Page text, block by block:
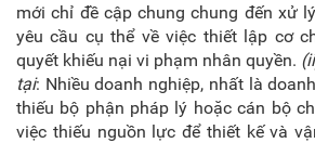
mới chỉ đề cập chung chung đến xử
yêu cầu cụ thể về việc thiết lập cơ
quyết khiếu nại vi phạm nhân quyền.
tại: Nhiều doanh nghiệp, nhất là
thiếu bộ phận pháp lý hoặc cán bộ
việc thiếu nguồn lực để thiết kế và